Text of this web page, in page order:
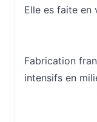
Elle es faite en
Fabrication
intensifs en